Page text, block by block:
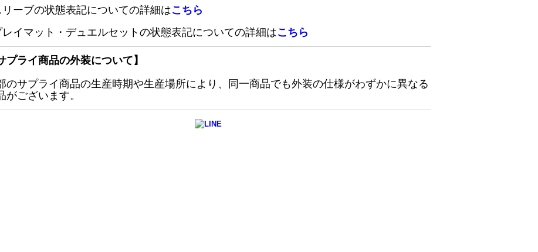
リーブの状態表記についての詳細はこちら
レイマット・デュエルセットの状態表記についての詳細はこちら
プライ商品の外装について】
のサプライ商品の生産時期や生産場所により、同一商品でも外装の仕様がわずかに異なる
がございます。